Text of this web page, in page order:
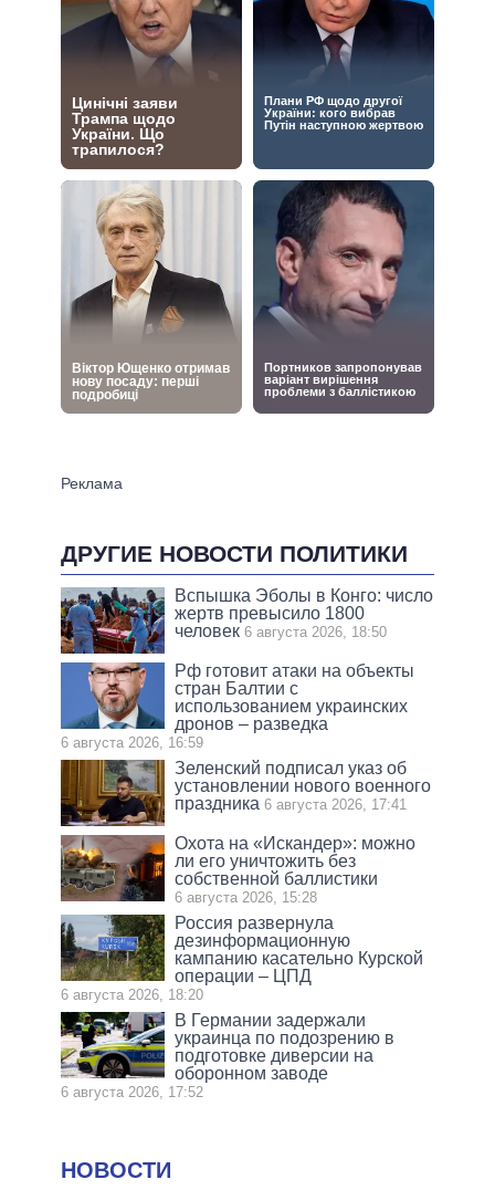
ДРУГИЕ НОВОСТИ ПОЛИТИКИ
Вспышка Эболы в Конго: число
жертв превысило 1800
человек 6 августа 2026, 18:50
Рф готовит атаки на объекты
стран Балтии с
использованием украинских
дронов – разведка
6 августа 2026, 16:59
Зеленский подписал указ об
установлении нового военного
праздника 6 августа 2026, 17:41
Охота на «Искандер»: можно
ли его уничтожить без
собственной баллистики
6 августа 2026, 15:28
Россия развернула
дезинформационную
кампанию касательно Курской
операции – ЦПД
6 августа 2026, 18:20
В Германии задержали
украинца по подозрению в
подготовке диверсии на
оборонном заводе
6 августа 2026, 17:52
НОВОСТИ